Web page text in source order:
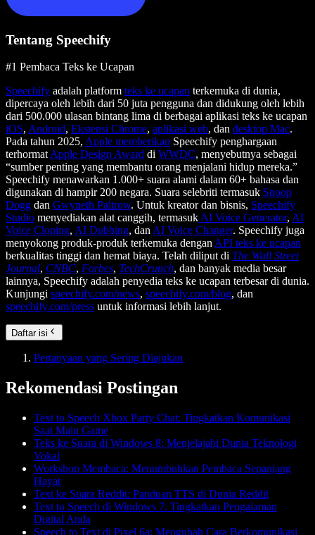
Tentang Speechify
#1 Pembaca Teks ke Ucapan
Speechify adalah platform teks ke ucapan terkemuka di dunia,
dipercaya oleh lebih dari 50 juta pengguna dan didukung oleh lebih
dari 500.000 ulasan bintang lima di berbagai aplikasi teks ke ucapan
iOS, Android, Ekstensi Chrome, aplikasi web, dan desktop Mac.
Pada tahun 2025, Apple memberikan Speechify penghargaan
terhormatApple Design Award di WWDC, menyebutnya sebagai
“sumber penting yang membantu orang menjalani hidup mereka.”
Speechify menawarkan 1.000+ suara alami dalam 60+ bahasa dan
digunakan di hampir 200 negara. Suara selebriti termasuk Snoop
Dogg dan Gwyneth Paltrow. Untuk kreator dan bisnis, Speechify
Studio menyediakan alat canggih, termasukAI Voice Generator, AI
Voice Cloning, AI Dubbing, danAI Voice Changer. Speechify juga
menyokong produk-produk terkemuka denganAPI teks ke ucapan
berkualitas tinggi dan hemat biaya. Telah diliput di The Wall Street
Journal, CNBC, Forbes, TechCrunch, dan banyak media besar
lainnya, Speechify adalah penyedia teks ke ucapan terbesar di dunia.
Kunjungi speechify.com/news, speechify.com/blog, dan
speechify.com/press untuk informasi lebih lanjut.
Daftar isi
Pertanyaan yang Sering Diajukan
Rekomendasi Postingan
Text to Speech Xbox Party Chat: Tingkatkan Komunikasi
Saat Main Game
Teks ke Suara di Windows 8: Menjelajahi Dunia Teknologi
Vokal
Workshop Membaca: Menumbuhkan Pembaca Sepanjang
Hayat
Text ke Suara Reddit: Panduan TTS di Dunia Reddit
Text to Speech di Windows 7: Tingkatkan Pengalaman
Digital Anda
Speech to Text di Pixel 6a: Mengubah Cara Berkomunikasi